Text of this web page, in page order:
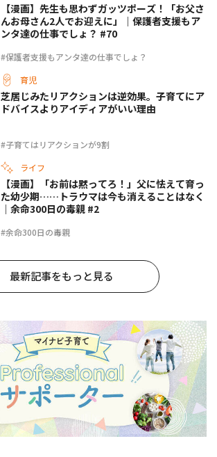
#保護者支援もアンタ達の仕事でしょ？
【漫画】先生も思わずガッツポーズ！「お父さ
んお母さん2人でお迎えに」｜保護者支援もア
ンタ達の仕事でしょ？ #70
育児
#子育てはリアクションが9割
芝居じみたリアクションは逆効果。子育てにア
ドバイスよりアイディアがいい理由
ライフ
#余命300日の毒親
【漫画】「お前は黙ってろ！」父に怯えて育っ
た幼少期……トラウマは今も消えることはなく
｜余命300日の毒親 #2
最新記事をもっと見る